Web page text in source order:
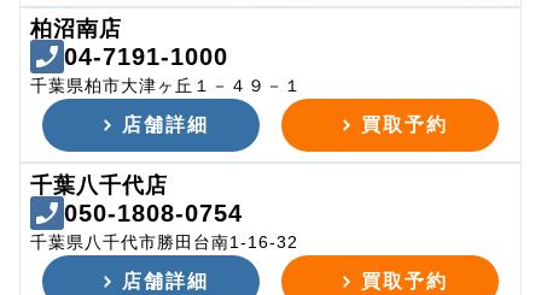
柏沼南店
04-7191-1000
千葉県柏市大津ヶ丘１－４９－１
店舗詳細 買取予約
千葉八千代店
050-1808-0754
千葉県八千代市勝田台南1-16-32
店舗詳細 買取予約